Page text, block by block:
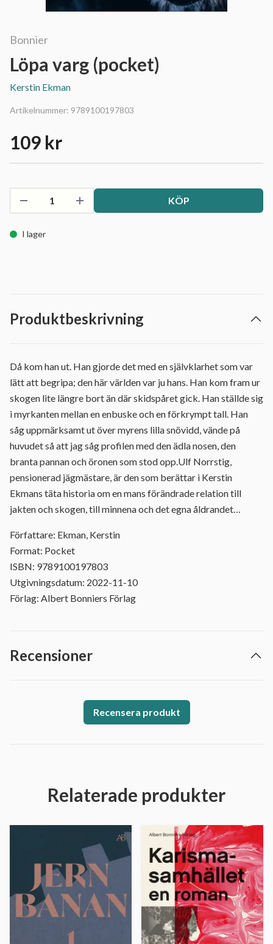
Bonnier
Löpa varg (pocket)
Kerstin Ekman
Artikelnummer: 9789100197803
109 kr
KÖP
I lager
Produktbeskrivning
Då kom han ut. Han gjorde det med en självklarhet som var
lätt att begripa; den här världen var ju hans. Han kom fram ur
skogen lite längre bort än där skidspåret gick. Han ställde sig
i myrkanten mellan en enbuske och en förkrympt tall. Han
såg uppmärksamt ut över myrens lilla snövidd, vände på
huvudet så att jag såg profilen med den ädla nosen, den
branta pannan och öronen som stod opp.Ulf Norrstig,
pensionerad jägmästare, är den som berättar i Kerstin
Ekmans täta historia om en mans förändrade relation till
jakten och skogen, till minnena och det egna åldrandet…
Författare: Ekman, Kerstin
Format: Pocket
ISBN: 9789100197803
Utgivningsdatum: 2022-11-10
Förlag: Albert Bonniers Förlag
Recensioner
Recensera produkt
Relaterade produkter